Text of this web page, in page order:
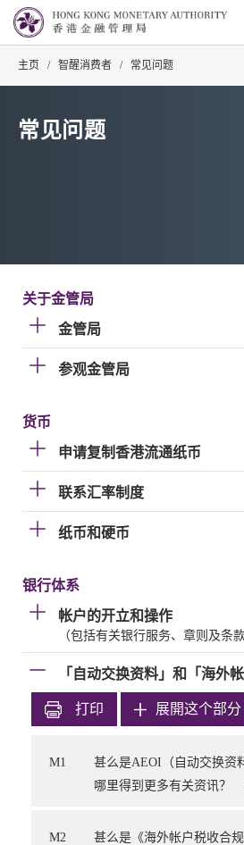
主页 / 智醒消费者 / 常见问题
常见问题
关于金管局
金管局
参观金管局
货币
申请复制香港流通纸币
联系汇率制度
纸币和硬币
银行体系
帐户的开立和操作
（包括有关银行服务、章则及条
「自动交换资料」和「海外
打印 展開这个部分
M1
甚么是AEOI（自动交换资
哪里得到更多有关资讯？
M2
甚么是《海外帐户税收合